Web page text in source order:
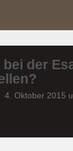
der
4. Oktober 2015